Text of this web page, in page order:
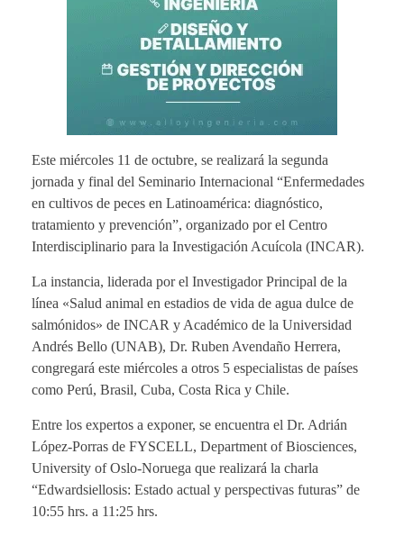
Este miércoles 11 de octubre, se realizará la segunda
jornada y final del Seminario Internacional “Enfermedades
en cultivos de peces en Latinoamérica: diagnóstico,
tratamiento y prevención”, organizado por el Centro
Interdisciplinario para la Investigación Acuícola (INCAR).
La instancia, liderada por el Investigador Principal de la
línea «Salud animal en estadios de vida de agua dulce de
salmónidos» de INCAR y Académico de la Universidad
Andrés Bello (UNAB), Dr. Ruben Avendaño Herrera,
congregará este miércoles a otros 5 especialistas de países
como Perú, Brasil, Cuba, Costa Rica y Chile.
Entre los expertos a exponer, se encuentra el Dr. Adrián
López-Porras de FYSCELL, Department of Biosciences,
University of Oslo-Noruega que realizará la charla
“Edwardsiellosis: Estado actual y perspectivas futuras” de
10:55 hrs. a 11:25 hrs.